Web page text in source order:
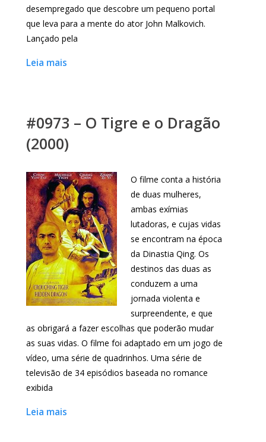
desempregado que descobre um pequeno portal
que leva para a mente do ator John Malkovich.
Lançado pela
Leia mais
#0973 – O Tigre e o Dragão
(2000)
O filme conta a história
de duas mulheres,
ambas exímias
lutadoras, e cujas vidas
se encontram na época
da Dinastia Qing. Os
destinos das duas as
conduzem a uma
jornada violenta e
surpreendente, e que
as obrigará a fazer escolhas que poderão mudar
as suas vidas. O filme foi adaptado em um jogo de
vídeo, uma série de quadrinhos. Uma série de
televisão de 34 episódios baseada no romance
exibida
Leia mais